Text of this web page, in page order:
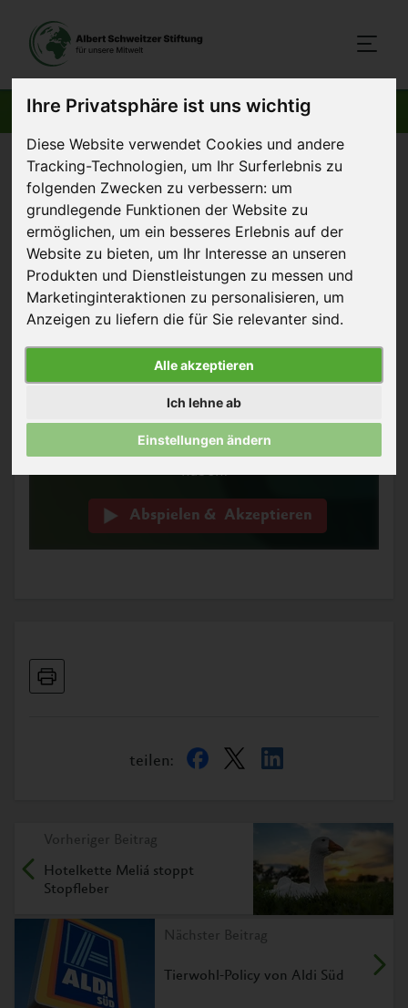
Ihre Privatsphäre ist uns wichtig
Diese Website verwendet Cookies und andere
Tracking-Technologien, um Ihr Surferlebnis zu
folgenden Zwecken zu verbessern: um
grundlegende Funktionen der Website zu
ermöglichen, um ein besseres Erlebnis auf der
Website zu bieten, um Ihr Interesse an unseren
Produkten und Dienstleistungen zu messen und
Marketinginteraktionen zu personalisieren, um
Anzeigen zu liefern die für Sie relevanter sind.
Alle akzeptieren
Ich lehne ab
Einstellungen ändern
AKTUELLE BEITRÄGE
Startseite>Aktuelles>Wir sind die Albert Schweitzer Stiftung für
unsere Mitwelt
2. Februar 2015 Artikel
Wir sind die Albert Schweitzer
Stiftung für unsere Mitwelt
Mit dem Aufruf des Videos erklären Sie
sich einverstanden, dass Ihre Daten an
YouTube übermittelt werden und dass
Datenschutzerklärung
haben.
teilen:
Vorheriger Beitrag
Hotelkette Meliá stoppt
Stopfleber
Nächster Beitrag
Tierwohl-Policy von Aldi Süd